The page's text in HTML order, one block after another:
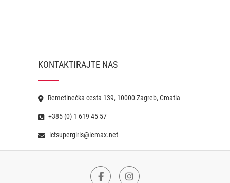
KONTAKTIRAJTE NAS
Remetinečka cesta 139, 10000 Zagreb, Croatia
+385 (0) 1 619 45 57
ictsupergirls@lemax.net
FacebookInstagram